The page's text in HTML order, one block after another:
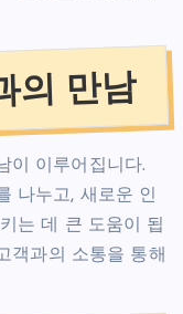
의 만남
이 이루어집니다.
나누고, 새로운 인
는 데 큰 도움이 됩
객과의 소통을 통해